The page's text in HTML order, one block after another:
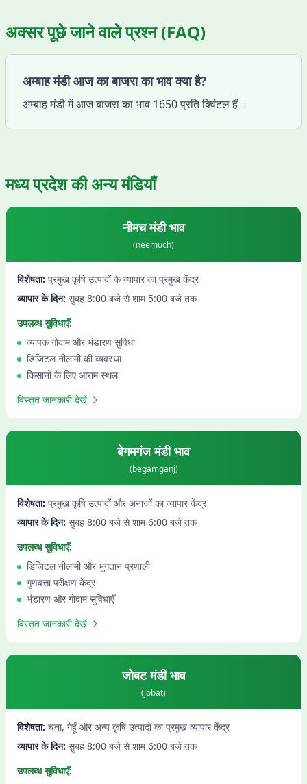
अक्सर पूछे जाने वाले प्रश्न (FAQ)
अम्बाह मंडी आज का बाजरा का भाव क्या है?
अम्बाह मंडी में आज बाजरा का भाव 1650 प्रति क्विंटल हैं ।
मध्य प्रदेशकी अन्य मंडियाँ
नीमचमंडी भाव
(neemuch)
विशेषता: प्रमुख कृषि उत्पादों के व्यापार का प्रमुख केंद्र
व्यापार के दिन: सुबह 8:00 बजे से शाम 5:00 बजे तक
उपलब्ध सुविधाएँ:
व्यापक गोदाम और भंडारण सुविधा
डिजिटल नीलामी की व्यवस्था
किसानों के लिए आराम स्थल
विस्तृत जानकारी देखें
बेगमगंजमंडी भाव
(begamganj)
विशेषता: प्रमुख कृषि उत्पादों और अनाजों का व्यापार केंद्र
व्यापार के दिन: सुबह 8:00 बजे से शाम 6:00 बजे तक
उपलब्ध सुविधाएँ:
डिजिटल नीलामी और भुगतान प्रणाली
गुणवत्ता परीक्षण केंद्र
भंडारण और गोदाम सुविधाएँ
विस्तृत जानकारी देखें
जोबटमंडी भाव
(jobat)
विशेषता: चना, गेहूँ और अन्य कृषि उत्पादों का प्रमुख व्यापार केंद्र
व्यापार के दिन: सुबह 8:00 बजे से शाम 6:00 बजे तक
उपलब्ध सुविधाएँ: